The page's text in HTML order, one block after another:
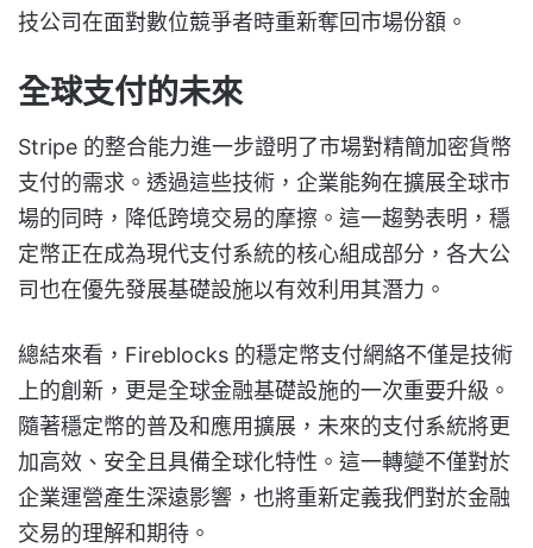
技公司在面對數位競爭者時重新奪回市場份額。
全球支付的未來
Stripe 的整合能力進一步證明了市場對精簡加密貨幣
支付的需求。透過這些技術，企業能夠在擴展全球市
場的同時，降低跨境交易的摩擦。這一趨勢表明，穩
定幣正在成為現代支付系統的核心組成部分，各大公
司也在優先發展基礎設施以有效利用其潛力。
總結來看，Fireblocks 的穩定幣支付網絡不僅是技術
上的創新，更是全球金融基礎設施的一次重要升級。
隨著穩定幣的普及和應用擴展，未來的支付系統將更
加高效、安全且具備全球化特性。這一轉變不僅對於
企業運營產生深遠影響，也將重新定義我們對於金融
交易的理解和期待。